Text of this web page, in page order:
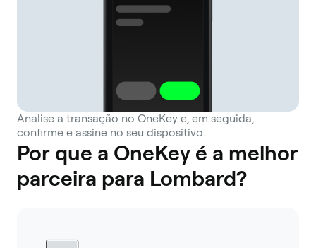
Analise a transação no OneKey e, em seguida,
confirme e assine no seu dispositivo.
Por que a OneKey é a melhor
parceira para Lombard?